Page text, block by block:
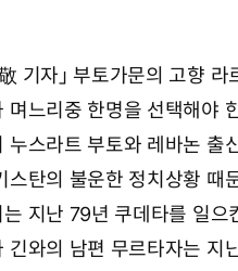
敬 기자」 부토가문의 고향
며느리중 한명을 선택해야
누스라트 부토와 레바논 출
스탄의 불운한 정치상황 때
는 지난 79년 쿠데타를 일으
긴와의 남편 무르타자는 지